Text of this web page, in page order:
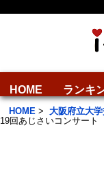
HOME ランキ
HOME > 大阪府立大
19回あじさいコンサート